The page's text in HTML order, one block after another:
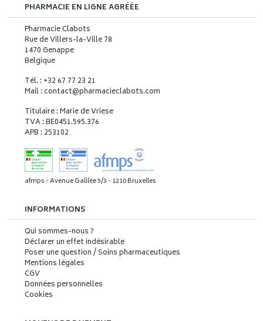
PHARMACIE EN LIGNE AGRÉÉE
Pharmacie Clabots
Rue de Villers-la-Ville 78
1470 Genappe
Belgique
Tél. : +32 67 77 23 21
Mail : contact@pharmacieclabots.com
Titulaire : Marie de Vriese
TVA : BE0451.595.376
APB : 253102
afmps - Avenue Galilée 5/3 - 1210 Bruxelles
INFORMATIONS
Qui sommes-nous ?
Déclarer un effet indésirable
Poser une question / Soins pharmaceutiques
Mentions légales
CGV
Données personnelles
Cookies